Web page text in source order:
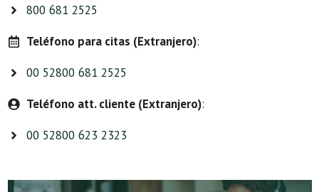
800 681 2525
Teléfono para citas (Extranjero):
00 52800 681 2525
Teléfono att. cliente (Extranjero):
00 52800 623 2323